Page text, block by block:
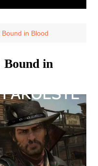
in Blood
Bound in